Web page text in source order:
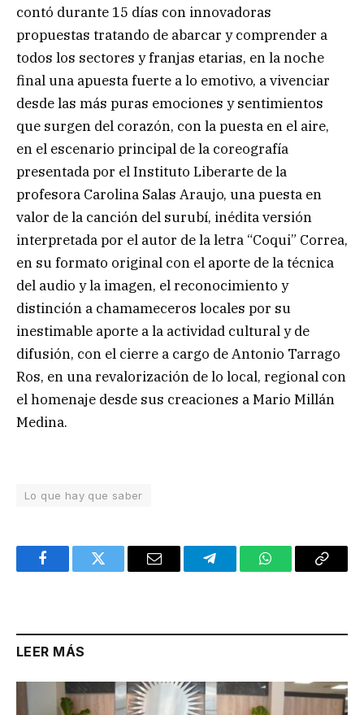
contó durante 15 días con innovadoras
propuestas tratando de abarcar y comprender a
todos los sectores y franjas etarias, en la noche
final una apuesta fuerte a lo emotivo, a vivenciar
desde las más puras emociones y sentimientos
que surgen del corazón, con la puesta en el aire,
en el escenario principal de la coreografía
presentada por el Instituto Liberarte de la
profesora Carolina Salas Araujo, una puesta en
valor de la canción del surubí, inédita versión
interpretada por el autor de la letra “Coqui” Correa,
en su formato original con el aporte de la técnica
del audio y la imagen, el reconocimiento y
distinción a chamameceros locales por su
inestimable aporte a la actividad cultural y de
difusión, con el cierre a cargo de Antonio Tarrago
Ros, en una revalorización de lo local, regional con
el homenaje desde sus creaciones a Mario Millán
Medina.
Lo que hay que saber
FacebookTwitter Email TelegramWhatsAppCopy
LEER MÁS